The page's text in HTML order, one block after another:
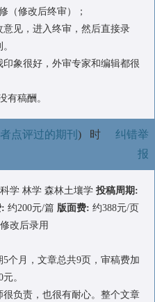
（修改后终审）；
意见，进入终审，然后直接录
印象很好，外审专家和编辑都很
有稿酬。
点评过的期刊 ) 时
纠错举
报
学 林学 森林土壤学 投稿周期:
: 约200元/篇 版面费: 约388元/页
改后录用
个月，文章总共9页，审稿费加
。
很负责，也很有耐心。整个文章